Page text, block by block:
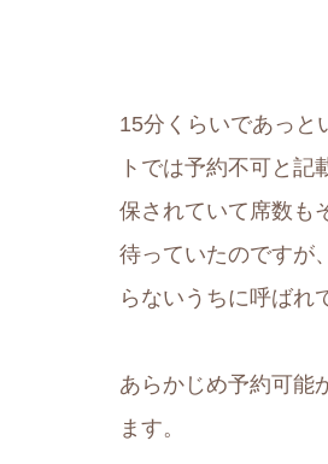
15分くらいであっと
トでは予約不可と
保されていて席数も
待っていたのですが
らないうちに呼ばれ
あらかじめ予約可能
ます。